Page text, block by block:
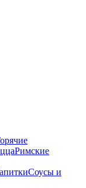
Римские
Соусы и